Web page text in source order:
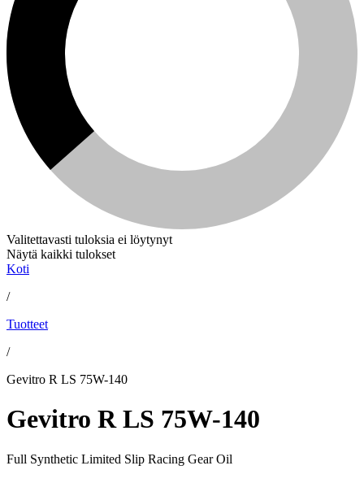
Valitettavasti tuloksia ei löytynyt
Näytä kaikki tulokset
Koti
/
Tuotteet
/
Gevitro R LS 75W-140
Gevitro R LS 75W-140
Full Synthetic Limited Slip Racing Gear Oil